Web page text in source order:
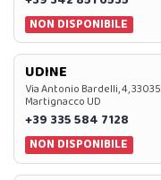
NON DISPONIBILE
UDINE
Via Antonio Bardelli, 4, 33035
Martignacco UD
+39 335 584 7128
NON DISPONIBILE